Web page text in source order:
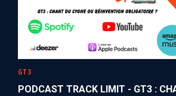
GT3
PODCAST TRACK LIMIT - GT3 :